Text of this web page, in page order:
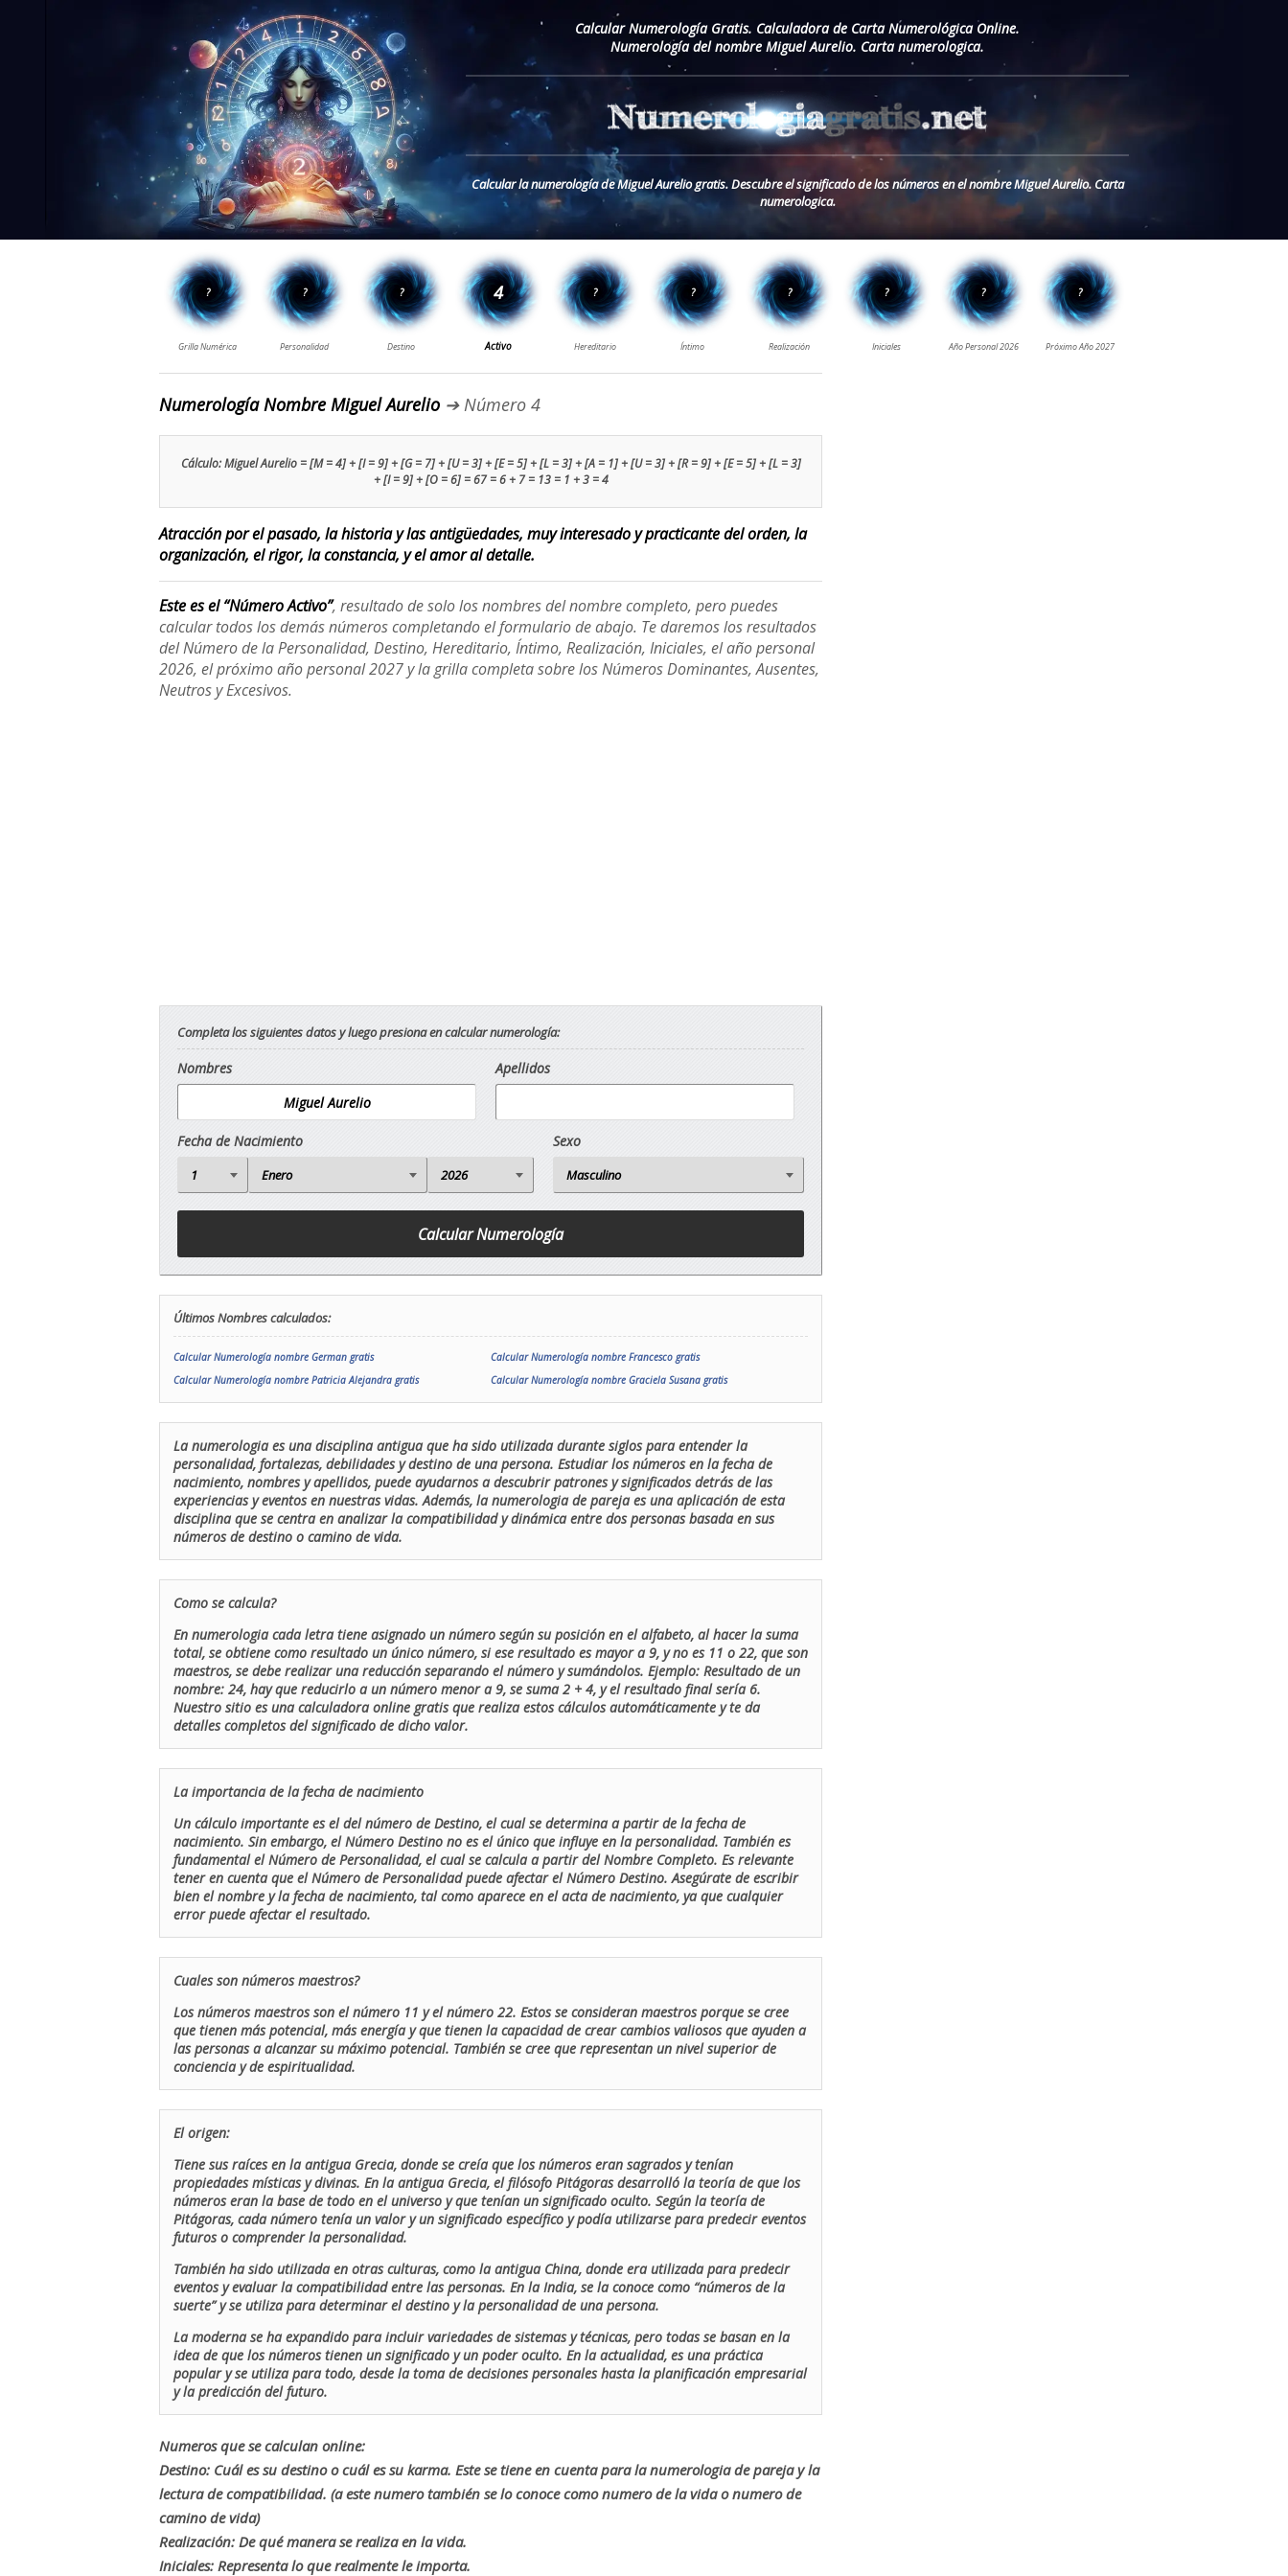
Calcular Numerología Gratis. Calculadora de Carta Numerológica Online.
Numerología del nombre Miguel Aurelio. Carta numerologica.
Calcular la numerología de Miguel Aurelio gratis. Descubre el significado de los números en el nombre Miguel Aurelio. Carta
numerologica.
Numerología Nombre Miguel Aurelio ➔ Número 4
Cálculo: Miguel Aurelio = [M = 4] + [I = 9] + [G = 7] + [U = 3] + [E = 5] + [L = 3] + [A = 1] + [U = 3] + [R = 9] + [E = 5] + [L = 3]
+ [I = 9] + [O = 6] = 67 = 6 + 7 = 13 = 1 + 3 = 4
Atracción por el pasado, la historia y las antigüedades, muy interesado y practicante del orden, la
organización, el rigor, la constancia, y el amor al detalle.
Este es el “Número Activo”, resultado de solo los nombres del nombre completo, pero puedes
calcular todos los demás números completando el formulario de abajo. Te daremos los resultados
del Número de la Personalidad, Destino, Hereditario, Íntimo, Realización, Iniciales, el año personal
2026, el próximo año personal 2027 y la grilla completa sobre los Números Dominantes, Ausentes,
Neutros y Excesivos.
Completa los siguientes datos y luego presiona en calcular numerología:
Nombres Apellidos
Fecha de Nacimiento Sexo
Últimos Nombres calculados:
Calcular Numerología nombre German gratis
Calcular Numerología nombre Francesco gratis
Calcular Numerología nombre Patricia Alejandra gratis
Calcular Numerología nombre Graciela Susana gratis
La numerologia es una disciplina antigua que ha sido utilizada durante siglos para entender la
personalidad, fortalezas, debilidades y destino de una persona. Estudiar los números en la fecha de
nacimiento, nombres y apellidos, puede ayudarnos a descubrir patrones y significados detrás de las
experiencias y eventos en nuestras vidas. Además, la numerologia de pareja es una aplicación de esta
disciplina que se centra en analizar la compatibilidad y dinámica entre dos personas basada en sus
números de destino o camino de vida.
Como se calcula?
En numerologia cada letra tiene asignado un número según su posición en el alfabeto, al hacer la suma
total, se obtiene como resultado un único número, si ese resultado es mayor a 9, y no es 11 o 22, que son
maestros, se debe realizar una reducción separando el número y sumándolos. Ejemplo: Resultado de un
nombre: 24, hay que reducirlo a un número menor a 9, se suma 2 + 4, y el resultado final sería 6.
Nuestro sitio es una calculadora online gratis que realiza estos cálculos automáticamente y te da
detalles completos del significado de dicho valor.
La importancia de la fecha de nacimiento
Un cálculo importante es el del número de Destino, el cual se determina a partir de la fecha de
nacimiento. Sin embargo, el Número Destino no es el único que influye en la personalidad. También es
fundamental el Número de Personalidad, el cual se calcula a partir del Nombre Completo. Es relevante
tener en cuenta que el Número de Personalidad puede afectar el Número Destino. Asegúrate de escribir
bien el nombre y la fecha de nacimiento, tal como aparece en el acta de nacimiento, ya que cualquier
error puede afectar el resultado.
Cuales son números maestros?
Los números maestros son el número 11 y el número 22. Estos se consideran maestros porque se cree
que tienen más potencial, más energía y que tienen la capacidad de crear cambios valiosos que ayuden a
las personas a alcanzar su máximo potencial. También se cree que representan un nivel superior de
conciencia y de espiritualidad.
El origen:
Tiene sus raíces en la antigua Grecia, donde se creía que los números eran sagrados y tenían
propiedades místicas y divinas. En la antigua Grecia, el filósofo Pitágoras desarrolló la teoría de que los
números eran la base de todo en el universo y que tenían un significado oculto. Según la teoría de
Pitágoras, cada número tenía un valor y un significado específico y podía utilizarse para predecir eventos
futuros o comprender la personalidad.
También ha sido utilizada en otras culturas, como la antigua China, donde era utilizada para predecir
eventos y evaluar la compatibilidad entre las personas. En la India, se la conoce como “números de la
suerte” y se utiliza para determinar el destino y la personalidad de una persona.
La moderna se ha expandido para incluir variedades de sistemas y técnicas, pero todas se basan en la
idea de que los números tienen un significado y un poder oculto. En la actualidad, es una práctica
popular y se utiliza para todo, desde la toma de decisiones personales hasta la planificación empresarial
y la predicción del futuro.
Numeros que se calculan online:
Destino: Cuál es su destino o cuál es su karma. Este se tiene en cuenta para la numerologia de pareja y la
lectura de compatibilidad. (a este numero también se lo conoce como numero de la vida o numero de
camino de vida)
Realización: De qué manera se realiza en la vida.
Iniciales: Representa lo que realmente le importa.